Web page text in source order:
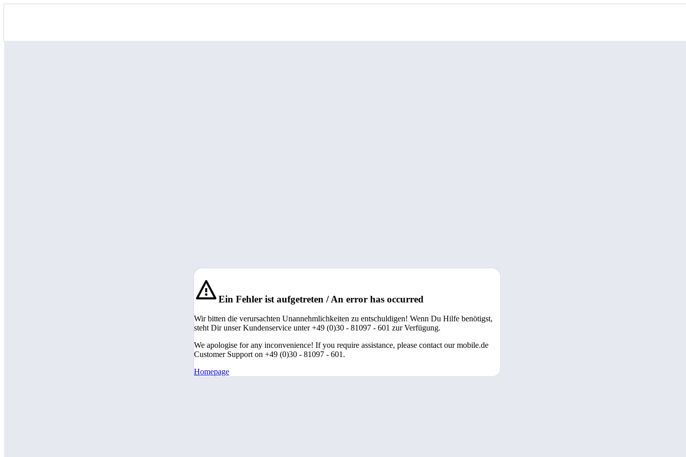
Ein Fehler ist aufgetreten / An error has occurred
Wir bitten die verursachten Unannehmlichkeiten zu entschuldigen! Wenn Du Hilfe benötigst,
steht Dir unser Kundenservice unter +49 (0)30 - 81097 - 601 zur Verfügung.
We apologise for any inconvenience! If you require assistance, please contact our mobile.de
Customer Support on +49 (0)30 - 81097 - 601.
Homepage